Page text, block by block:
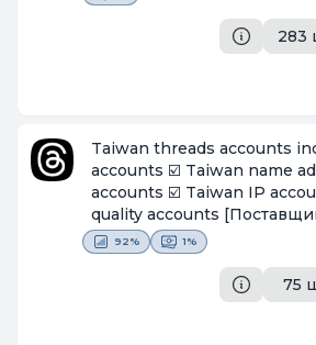
283
Taiwan threads accounts
accounts ☑️ Taiwan name
accounts ☑️ Taiwan IP
quality accounts
92% 1%
75